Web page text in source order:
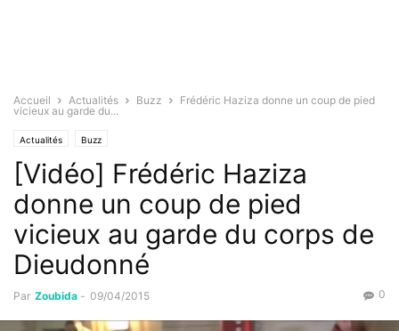
Accueil Actualités Buzz
Frédéric Haziza donne un coup de pied
vicieux au garde du...
Actualités Buzz
[Vidéo] Frédéric Haziza
donne un coup de pied
vicieux au garde du corps de
Dieudonné
Par Zoubida - 09/04/2015 0